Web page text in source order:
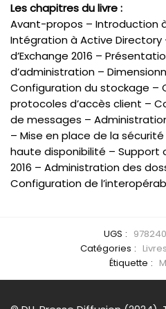
Les chapitres du livre :
Avant-propos – Introduction à
Intégration à Active
d’Exchange 2016 –
d’administration –
Configuration du stockage –
protocoles d’accès client –
de messages –
– Mise en place de la
haute disponibilité – Support
2016 – Administration des
Configuration de
UGS :
Catégories : Livres
Étiquette :